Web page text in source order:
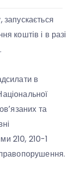
коштів і в разі
в
та
210, 210-1